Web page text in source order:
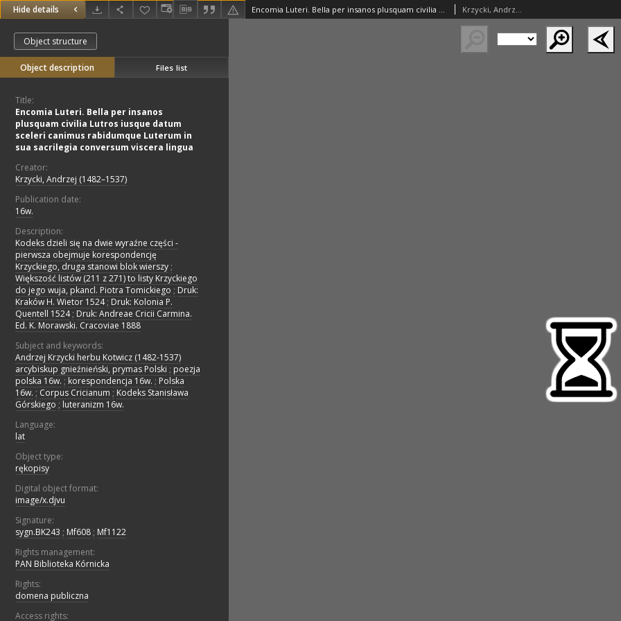
Hide details Encomia Luteri. Bella per insanos plusquam civilia Lutros iusque datum sceleri canimus rabidumque Luterum in sua sacrilegia conversum viscera lingua Krzycki, Andrzej (1482–1537)
Object structure
Object description Files list
Title:
Encomia Luteri. Bella per insanos
plusquam civilia Lutros iusque datum
sceleri canimus rabidumque Luterum in
sua sacrilegia conversum viscera lingua
Creator:
Krzycki, Andrzej (1482–1537)
Publication date:
16w.
Description:
Kodeks dzieli się na dwie wyraźne części -
pierwsza obejmuje korespondencję
Krzyckiego, druga stanowi blok wierszy ;
Większość listów (211 z 271) to listy Krzyckiego
do jego wuja, pkancl. Piotra Tomickiego ; Druk:
Kraków H. Wietor 1524 ; Druk: Kolonia P.
Quentell 1524 ; Druk: Andreae Cricii Carmina.
Ed. K. Morawski. Cracoviae 1888
Subject and keywords:
Andrzej Krzycki herbu Kotwicz (1482-1537)
arcybiskup gnieźnieński, prymas Polski ; poezja
polska 16w. ; korespondencja 16w. ; Polska
16w. ; Corpus Cricianum ; Kodeks Stanisława
Górskiego ; luteranizm 16w.
Language:
lat
Object type:
rękopisy
Digital object format:
image/x.djvu
Signature:
sygn.BK243 ; Mf608 ; Mf1122
Rights management:
PAN Biblioteka Kórnicka
Rights:
domena publiczna
Access rights: